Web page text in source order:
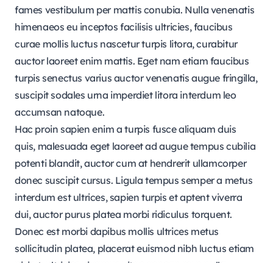
fames vestibulum per mattis conubia. Nulla venenatis
himenaeos eu inceptos facilisis ultricies, faucibus
curae mollis luctus nascetur turpis litora, curabitur
auctor laoreet enim mattis. Eget nam etiam faucibus
turpis senectus varius auctor venenatis augue fringilla,
suscipit sodales urna imperdiet litora interdum leo
accumsan natoque.
Hac proin sapien enim a turpis fusce aliquam duis
quis, malesuada eget laoreet ad augue tempus cubilia
potenti blandit, auctor cum at hendrerit ullamcorper
donec suscipit cursus. Ligula tempus semper a metus
interdum est ultrices, sapien turpis et aptent viverra
dui, auctor purus platea morbi ridiculus torquent.
Donec est morbi dapibus mollis ultrices metus
sollicitudin platea, placerat euismod nibh luctus etiam